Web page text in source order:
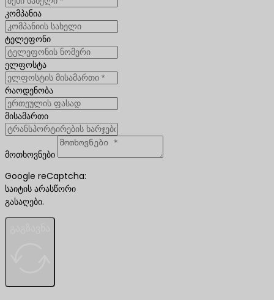
კომპანია
ტელეფონი
ელფოსტა
რაოდენობა
მისამართი
მოთხოვნები
Google reCaptcha:
საიტის არასწორი
გასაღები.